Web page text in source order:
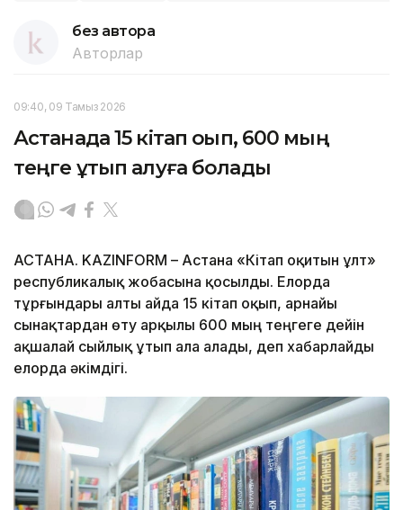
без автора
Авторлар
09:40, 09 Тамыз 2026
Астанада 15 кітап оқып, 600 мың
теңге ұтып алуға болады
АСТАНА. KAZINFORM – Астана «Кітап оқитын ұлт»
республикалық жобасына қосылды. Елорда
тұрғындары алты айда 15 кітап оқып, арнайы
сынақтардан өту арқылы 600 мың теңгеге дейін
ақшалай сыйлық ұтып ала алады, деп хабарлайды
елорда әкімдігі.